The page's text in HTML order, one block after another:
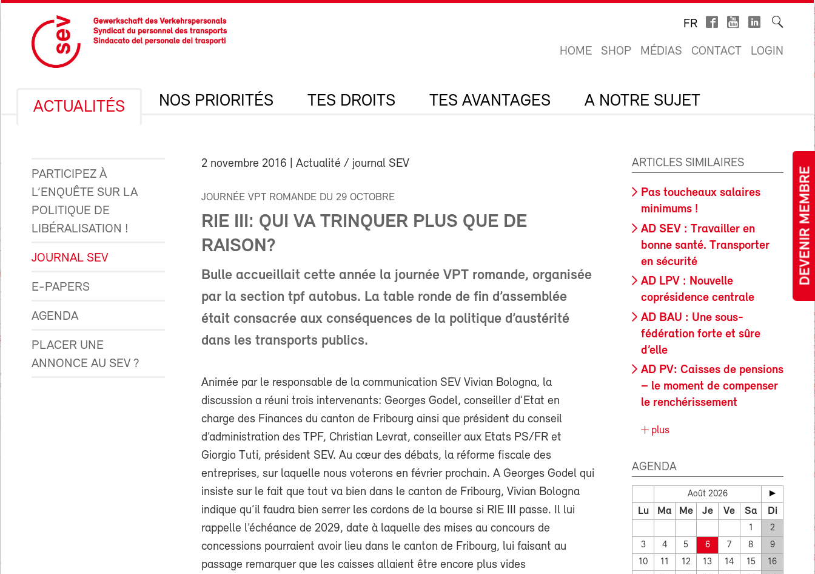
DEVENIR MEMBRE
FR
HOME SHOP MÉDIAS CONTACT LOGIN
ACTUALITÉS NOS PRIORITÉS TES DROITS TES AVANTAGES A NOTRE SUJET
PARTICIPEZ À
L’ENQUÊTE SUR LA
POLITIQUE DE
LIBÉRALISATION !
JOURNAL SEV
E-PAPERS
AGENDA
PLACER UNE
ANNONCE AU SEV ?
2 novembre 2016 | Actualité / journal SEV
JOURNÉE VPT ROMANDE DU 29 OCTOBRE
RIE III: QUI VA TRINQUER PLUS QUE DE
RAISON?
Bulle accueillait cette année la journée VPT romande, organisée
par la section tpf autobus. La table ronde de fin d’assemblée
était consacrée aux conséquences de la politique d’austérité
dans les transports publics.
Animée par le responsable de la communication SEV Vivian Bologna, la
discussion a réuni trois intervenants: Georges Godel, conseiller d’Etat en
charge des Finances du canton de Fribourg ainsi que président du conseil
d’administration des TPF, Christian Levrat, conseiller aux Etats PS/FR et
Giorgio Tuti, président SEV. Au cœur des débats, la réforme fiscale des
entreprises, sur laquelle nous voterons en février prochain. A Georges Godel qui
insiste sur le fait que tout va bien dans le canton de Fribourg, Vivian Bologna
indique qu’il faudra bien serrer les cordons de la bourse si RIE III passe. Il lui
rappelle l’échéance de 2029, date à laquelle des mises au concours de
concessions pourraient avoir lieu dans le canton de Fribourg, lui faisant au
passage remarquer que les caisses allaient être encore plus vides
ARTICLES SIMILAIRES
Pas toucheaux salaires
minimums !
AD SEV : Travailler en
bonne santé. Transporter
en sécurité
AD LPV : Nouvelle
coprésidence centrale
AD BAU : Une sous-
fédération forte et sûre
d’elle
AD PV: Caisses de pensions
– le moment de compenser
le renchérissement
plus
AGENDA
Août 2026
Lu Ma Me Je Ve Sa Di
1
2
3
4 5 6 7 8
9
10
11 12 13 14 15
16